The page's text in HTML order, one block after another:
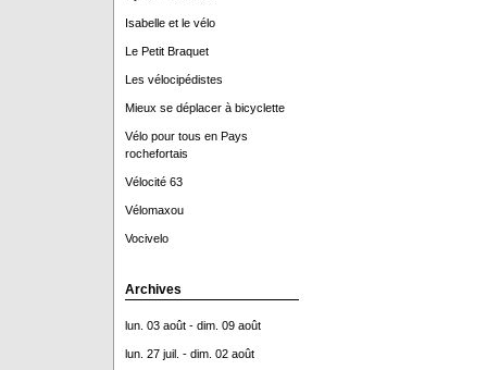
Isabelle et le vélo
Le Petit Braquet
Les vélocipédistes
Mieux se déplacer à bicyclette
Vélo pour tous en Pays
rochefortais
Vélocité 63
Vélomaxou
Vocivelo
Archives
lun. 03 août - dim. 09 août
lun. 27 juil. - dim. 02 août